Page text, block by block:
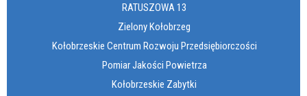
RATUSZOWA 13
Zielony Kołobrzeg
Kołobrzeskie Centrum Rozwoju Przedsiębiorczości
Pomiar Jakości Powietrza
Kołobrzeskie Zabytki